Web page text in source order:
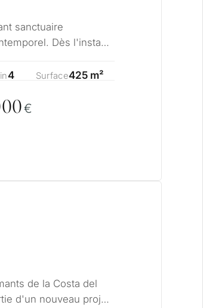
sanctuaire
Dès l'instant
4 Surface425 m²
00€
de la Costa del
d'un nouveau projet